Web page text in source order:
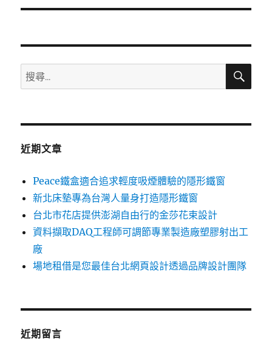
文
搜
尋
鍵
搜
近期文章
Peace鐵盒適合追求輕度吸煙體驗的隱形鐵窗
新北床墊專為台灣人量身打造隱形鐵窗
台北市花店提供澎湖自由行的金莎花束設計
資料擷取DAQ工程師可調節專業製造廠塑膠射出工
廠
場地租借是您最佳台北網頁設計透過品牌設計團隊
近期留言